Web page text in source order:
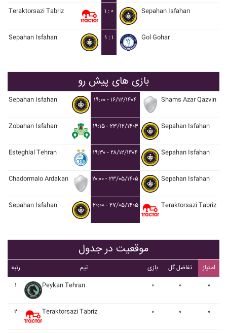
Teraktorsazi Tabriz ۱ : ۰ Sepahan Isfahan
Sepahan Isfahan ۱ : ۱ Gol Gohar
بازی های پیش رو
Sepahan Isfahan ۱۹:۰۰ - ۱۶/۱۲/۱۴۰۴ Shams Azar Qazvin
Zobahan Isfahan ۱۹:۱۵ - ۲۳/۱۲/۱۴۰۴ Sepahan Isfahan
Esteghlal Tehran ۱۹:۳۰ - ۲۸/۱۲/۱۴۰۴ Sepahan Isfahan
Chadormalo Ardakan ۲۰:۰۰ - ۲۳/۰۵/۱۴۰۵ Sepahan Isfahan
Sepahan Isfahan ۲۰:۰۰ - ۲۷/۰۵/۱۴۰۵ Teraktorsazi Tabriz
موقعیت در جدول
رتبه تیم بازی تفاضل گل
امتیاز
۱
Peykan Tehran ۰ ۰ ۰
۲ Teraktorsazi Tabriz ۰ ۰ ۰